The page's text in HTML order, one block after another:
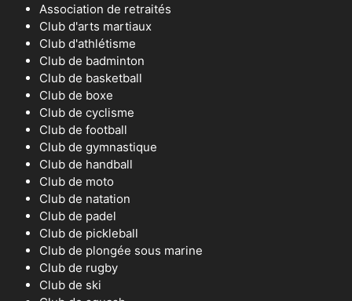
Association de retraités
Club d'arts martiaux
Club d'athlétisme
Club de badminton
Club de basketball
Club de boxe
Club de cyclisme
Club de football
Club de gymnastique
Club de handball
Club de moto
Club de natation
Club de padel
Club de pickleball
Club de plongée sous marine
Club de rugby
Club de ski